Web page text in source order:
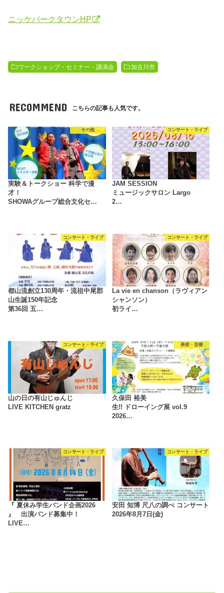
ニッケパークタウンHP
ワークショップ・セミナー・講演会 加古川市
RECOMMEND こちらの記事も人気です。
その他
実験＆トークショー 科学で漫
才！
SHOWAグループ総合文化セ…
コンサート・ライブ
JAM SESSION
ミュージックサロン Largo
2…
コンサート・ライブ
都山流創立130周年・流祖中尾郡
山生誕150年記念
第36回 五…
コンサート・ライブ
La vie en chanson（ラヴィアン
シャンソン）
初ライ…
コンサート・ライブ
山の日の有山じゅんじ
LIVE KITCHEN gratz
美術・芸術
久保田 裕美
生!! ドローイング展 vol.9
2026…
コンサート・ライブ
『 夏休み学生バンド企画2026
』 出演バンド募集中！
LIVE…
コンサート・ライブ
安田 知博 尺八の調べ コンサート
2026年8月7日(金)